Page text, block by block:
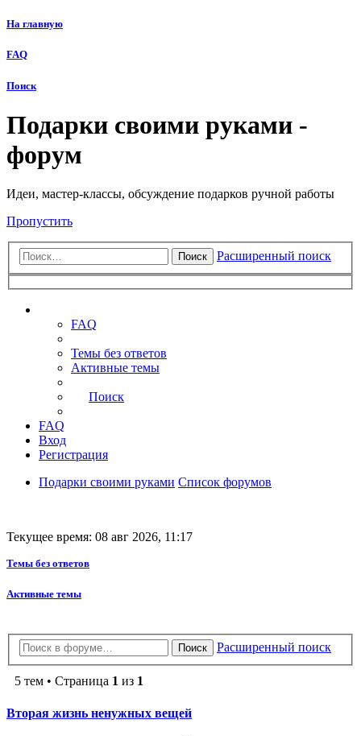
На главную
FAQ
Поиск
Подарки своими руками -
форум
Идеи, мастер-классы, обсуждение подарков ручной работы
Пропустить
Поиск Расширенный поиск
FAQ
Темы без ответов
Активные темы
Поиск
FAQ
Вход
Регистрация
Подарки своими руками Список форумов
Текущее время: 08 авг 2026, 11:17
Темы без ответов
Активные темы
Поиск Расширенный поиск
5 тем • Страница 1 из 1
Вторая жизнь ненужных вещей